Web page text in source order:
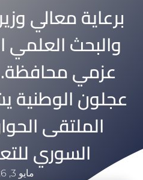
برعاية معالي
والبحث العلمي
عزمي
عجلون الوطنية
الملتقى
السوري
مايو 3, 2026